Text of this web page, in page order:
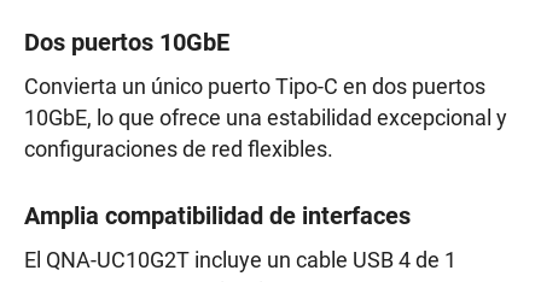
Dos puertos 10GbE
Convierta un único puerto Tipo-C en dos puertos
10GbE, lo que ofrece una estabilidad excepcional y
configuraciones de red flexibles.
Amplia compatibilidad de interfaces
El QNA-UC10G2T incluye un cable USB 4 de 1